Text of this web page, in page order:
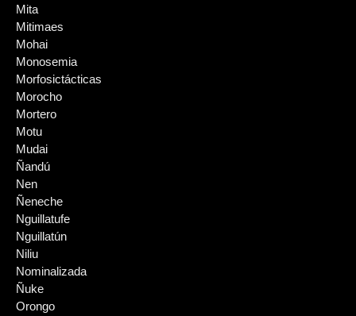
Mita
Mitimaes
Mohai
Monosemia
Morfosictácticas
Morocho
Mortero
Motu
Mudai
Ñandú
Nen
Ñeneche
Nguillatufe
Nguillatún
Niliu
Nominalizada
Ñuke
Orongo